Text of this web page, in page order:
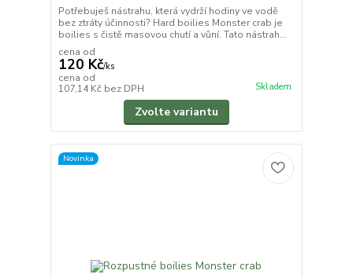
Potřebuješ nástrahu, která vydrží hodiny ve vodě
bez ztráty účinnosti? Hard boilies Monster crab je
boilies s čistě masovou chutí a vůní. Tato nástrah...
cena od
120 Kč/ks
cena od
107,14 Kč bez DPH Skladem
Zvolte variantu
Novinka